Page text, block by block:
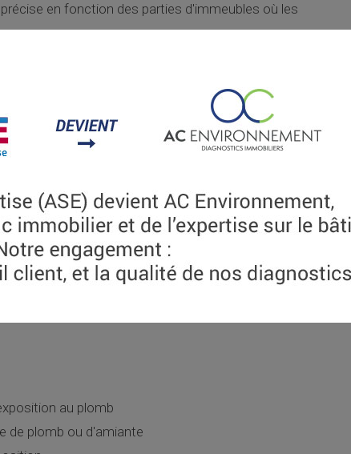
en fonction des parties d'immeubles où les
:
une analyse de poussières prélevées sur sol
au plomb
de plomb ou d'amiante